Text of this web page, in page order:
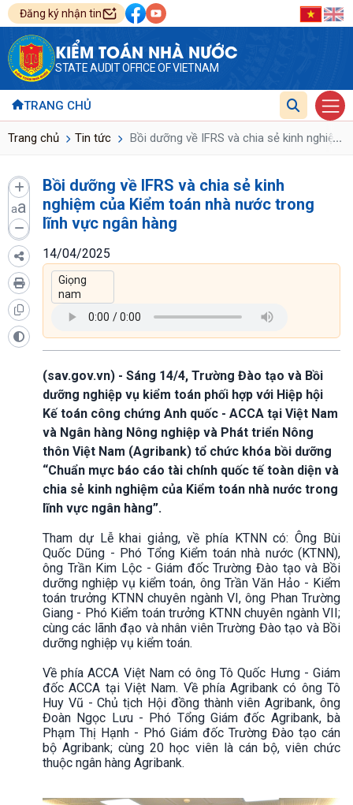
Đăng ký nhận tin
KIỂM TOÁN NHÀ NƯỚC
STATE AUDIT OFFICE OF VIETNAM
TRANG CHỦ
Trang chủ Tin tức Bồi dưỡng về IFRS và chia sẻ kinh ...
aa
Bồi dưỡng về IFRS và chia sẻ kinh
nghiệm của Kiểm toán nhà nước trong
lĩnh vực ngân hàng
14/04/2025
(sav.gov.vn) - Sáng 14/4, Trường Đào tạo và Bồi
dưỡng nghiệp vụ kiểm toán phối hợp với Hiệp hội
Kế toán công chứng Anh quốc - ACCA tại Việt Nam
và Ngân hàng Nông nghiệp và Phát triển Nông
thôn Việt Nam (Agribank) tổ chức khóa bồi dưỡng
“Chuẩn mực báo cáo tài chính quốc tế toàn diện và
chia sẻ kinh nghiệm của Kiểm toán nhà nước trong
lĩnh vực ngân hàng”.
Tham dự Lễ khai giảng, về phía KTNN có: Ông Bùi
Quốc Dũng - Phó Tổng Kiểm toán nhà nước (KTNN),
ông Trần Kim Lộc - Giám đốc Trường Đào tạo và Bồi
dưỡng nghiệp vụ kiểm toán, ông Trần Văn Hảo - Kiểm
toán trưởng KTNN chuyên ngành VI, ông Phan Trường
Giang - Phó Kiểm toán trưởng KTNN chuyên ngành VII;
cùng các lãnh đạo và nhân viên Trường Đào tạo và Bồi
dưỡng nghiệp vụ kiểm toán.
Về phía ACCA Việt Nam có ông Tô Quốc Hưng - Giám
đốc ACCA tại Việt Nam. Về phía Agribank có ông Tô
Huy Vũ - Chủ tịch Hội đồng thành viên Agribank, ông
Đoàn Ngọc Lưu - Phó Tổng Giám đốc Agribank, bà
Phạm Thị Hạnh - Phó Giám đốc Trường Đào tạo cán
bộ Agribank; cùng 20 học viên là cán bộ, viên chức
thuộc ngân hàng Agribank.